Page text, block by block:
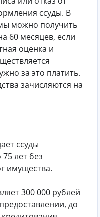
ссуды. В
можно получить
60 месяцев, если
оценка и
за это платить.
зачисляются на
ссуды
лет без
имущества.
300 000 рублей
до